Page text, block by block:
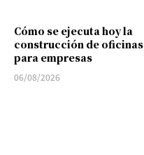
Cómo se ejecuta hoy la
construcción de oficinas
para empresas
06/08/2026